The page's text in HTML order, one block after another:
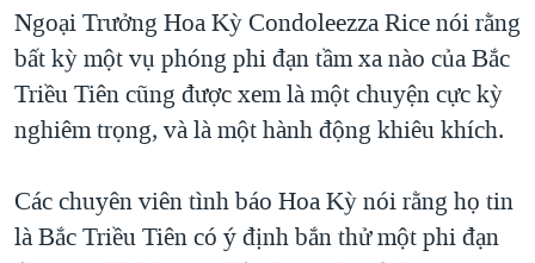
hướng
chính
Đi
tới
MỤC
TỰ DO BÁO CHÍ
VẠCH TRẦN TIN GIẢ
ĐỜI SỐNG
KINH TẾ
CHUYÊN ĐỀ
CHIẾN TRANH THƯƠNG MẠI CỦA MỸ: QUÁ KHỨ VÀ HIỆN
TẠI
MỘT NĂM CHIẾN TRANH TẠI DẢI GAZA
HỌC TIẾNG ANH
NGHE
Ngoại Trưởng Hoa Kỳ Condoleezza Rice nói rằng
bất kỳ một vụ phóng phi đạn tầm xa nào của Bắc
Triều Tiên cũng được xem là một chuyện cực kỳ
nghiêm trọng, và là một hành động khiêu khích.
Các chuyên viên tình báo Hoa Kỳ nói rằng họ tin
là Bắc Triều Tiên có ý định bắn thử một phi đạn